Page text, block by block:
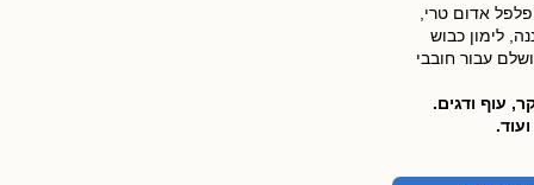
אדום טרי,
לימון כבוש
עבור חובבי
עוף ודגים.